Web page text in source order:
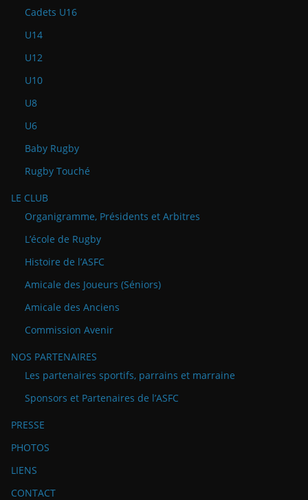
Cadets U16
U14
U12
U10
U8
U6
Baby Rugby
Rugby Touché
LE CLUB
Organigramme, Présidents et Arbitres
L’école de Rugby
Histoire de l’ASFC
Amicale des Joueurs (Séniors)
Amicale des Anciens
Commission Avenir
NOS PARTENAIRES
Les partenaires sportifs, parrains et marraine
Sponsors et Partenaires de l’ASFC
PRESSE
PHOTOS
LIENS
CONTACT